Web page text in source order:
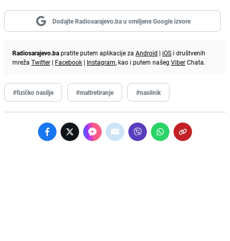
Dodajte Radiosarajevo.ba u omiljene Google izvore
Radiosarajevo.bapratite putem aplikacije za Android | iOS i društvenih
mreža Twitter | Facebook | Instagram, kao i putem našeg ViberChata.
#fizičko nasilje #maltretiranje #nasilnik